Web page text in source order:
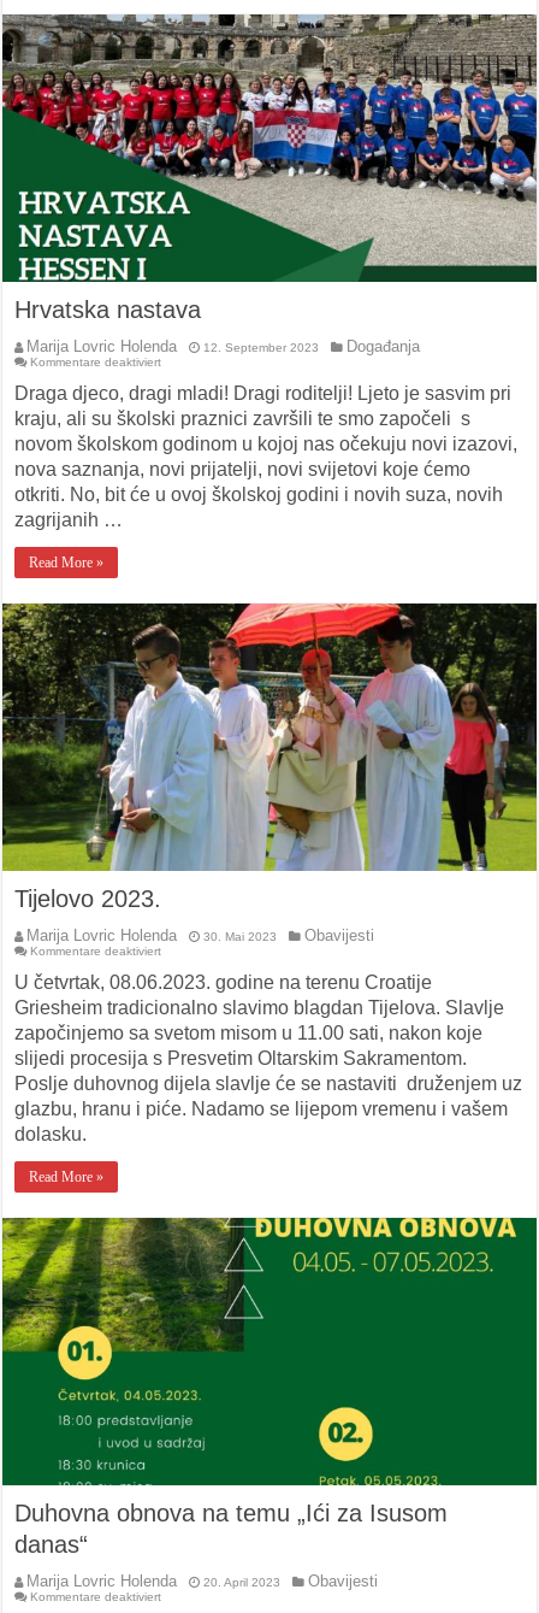
Hrvatska nastava
Marija Lovric Holenda 12. September 2023 Događanja
Kommentare deaktiviertfür
nastava
Draga djeco, dragi mladi! Dragi roditelji! Ljeto je sasvim pri
kraju, ali su školski praznici završili te smo započeli s
novom školskom godinom u kojoj nas očekuju novi izazovi,
nova saznanja, novi prijatelji, novi svijetovi koje ćemo
otkriti. No, bit će u ovoj školskoj godini i novih suza, novih
zagrijanih …
Read More »
Tijelovo 2023.
Marija Lovric Holenda 30. Mai 2023 Obavijesti
Kommentare deaktiviertfür
2023.
U četvrtak, 08.06.2023. godine na terenu Croatije
Griesheim tradicionalno slavimo blagdan Tijelova. Slavlje
započinjemo sa svetom misom u 11.00 sati, nakon koje
slijedi procesija s Presvetim Oltarskim Sakramentom.
Poslje duhovnog dijela slavlje će se nastaviti druženjem uz
glazbu, hranu i piće. Nadamo se lijepom vremenu i vašem
dolasku.
Read More »
Duhovna obnova na temu „Ići za Isusom
danas“
Marija Lovric Holenda 20. April 2023 Obavijesti
Kommentare deaktiviertfür